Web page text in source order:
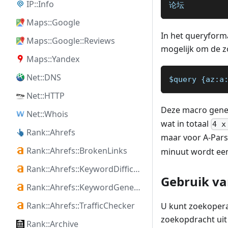
IP::Info
Maps::Google
Maps::Google::Reviews
Maps::Yandex
Net::DNS
Net::HTTP
Net::Whois
Rank::Ahrefs
Rank::Ahrefs::BrokenLinks
Rank::Ahrefs::KeywordDifficulty
Rank::Ahrefs::KeywordGenerator
Rank::Ahrefs::TrafficChecker
Rank::Archive
论坛
In het
mogelijk om de
$query
Deze macro
wat in totaal 4 x
maar voor A-
minuut wordt
Gebruik
U kunt
zoekopdracht